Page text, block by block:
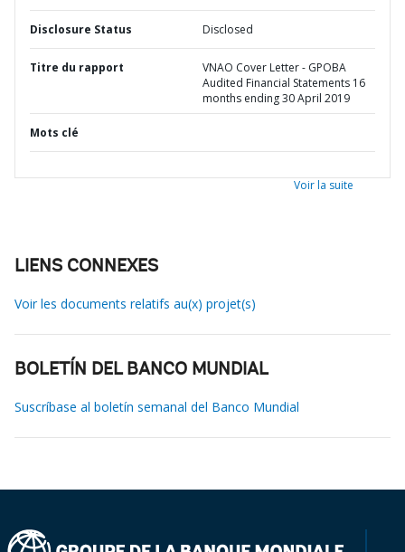
Disclosure Status Disclosed
Titre du rapport
VNAO Cover Letter - GPOBA
Audited Financial Statements 16
months ending 30 April 2019
Mots clé
Voir la suite
LIENS CONNEXES
Voir les documents relatifs au(x) projet(s)
BOLETÍN DEL BANCO MUNDIAL
Suscríbase al boletín semanal del Banco Mundial